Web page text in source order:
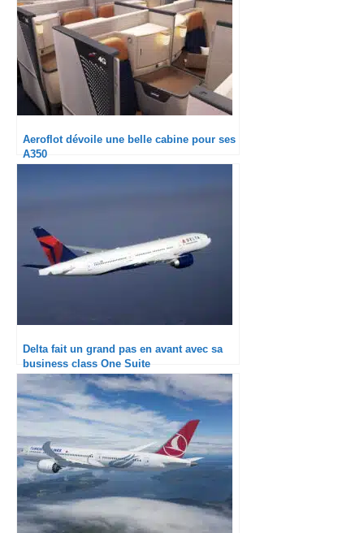
Aeroflot dévoile une belle cabine pour ses
A350
Delta fait un grand pas en avant avec sa
business class One Suite